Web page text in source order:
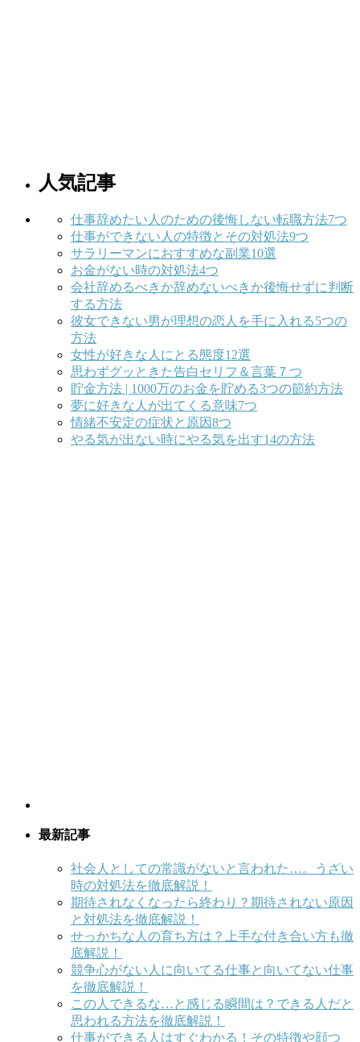
人気記事
仕事辞めたい人のための後悔しない転職方法7つ
仕事ができない人の特徴とその対処法9つ
サラリーマンにおすすめな副業10選
お金がない時の対処法4つ
会社辞めるべきか辞めないべきか後悔せずに判断
する方法
彼女できない男が理想の恋人を手に入れる5つの
方法
女性が好きな人にとる態度12選
思わずグッときた告白セリフ＆言葉７つ
貯金方法 | 1000万のお金を貯める3つの節約方法
夢に好きな人が出てくる意味7つ
情緒不安定の症状と原因8つ
やる気が出ない時にやる気を出す14の方法
最新記事
社会人としての常識がないと言われた…。うざい
時の対処法を徹底解説！
期待されなくなったら終わり？期待されない原因
と対処法を徹底解説！
せっかちな人の育ち方は？上手な付き合い方も徹
底解説！
競争心がない人に向いてる仕事と向いてない仕事
を徹底解説！
この人できるな…と感じる瞬間は？できる人だと
思われる方法を徹底解説！
仕事ができる人はすぐわかる！その特徴や顔つ